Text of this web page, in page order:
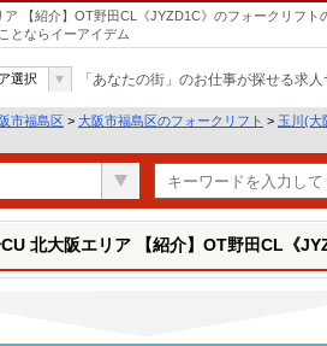
【紹介】OT野田CL《JYZD1C》のフォークリフト
とならイーアイデム
選択 「あなたの街」のお仕事が探せる求人
市福島区 > 大阪市福島区のフォークリフト > 玉川(大
北大阪エリア 【紹介】OT野田CL《